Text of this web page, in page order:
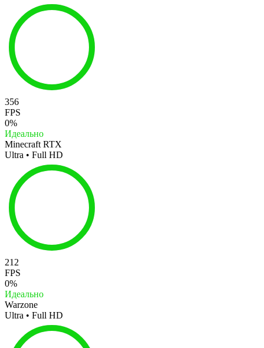
356
FPS
0%
Идеально
Minecraft RTX
Ultra • Full HD
212
FPS
0%
Идеально
Warzone
Ultra • Full HD